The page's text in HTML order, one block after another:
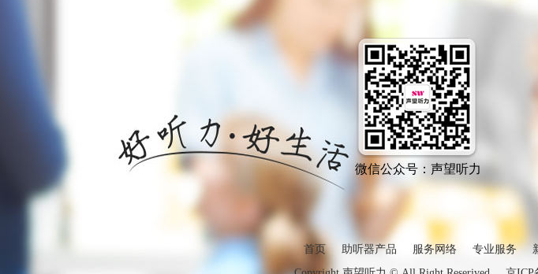
微信公众号：声望听力
首页 助听器产品 服务网络 专业服务